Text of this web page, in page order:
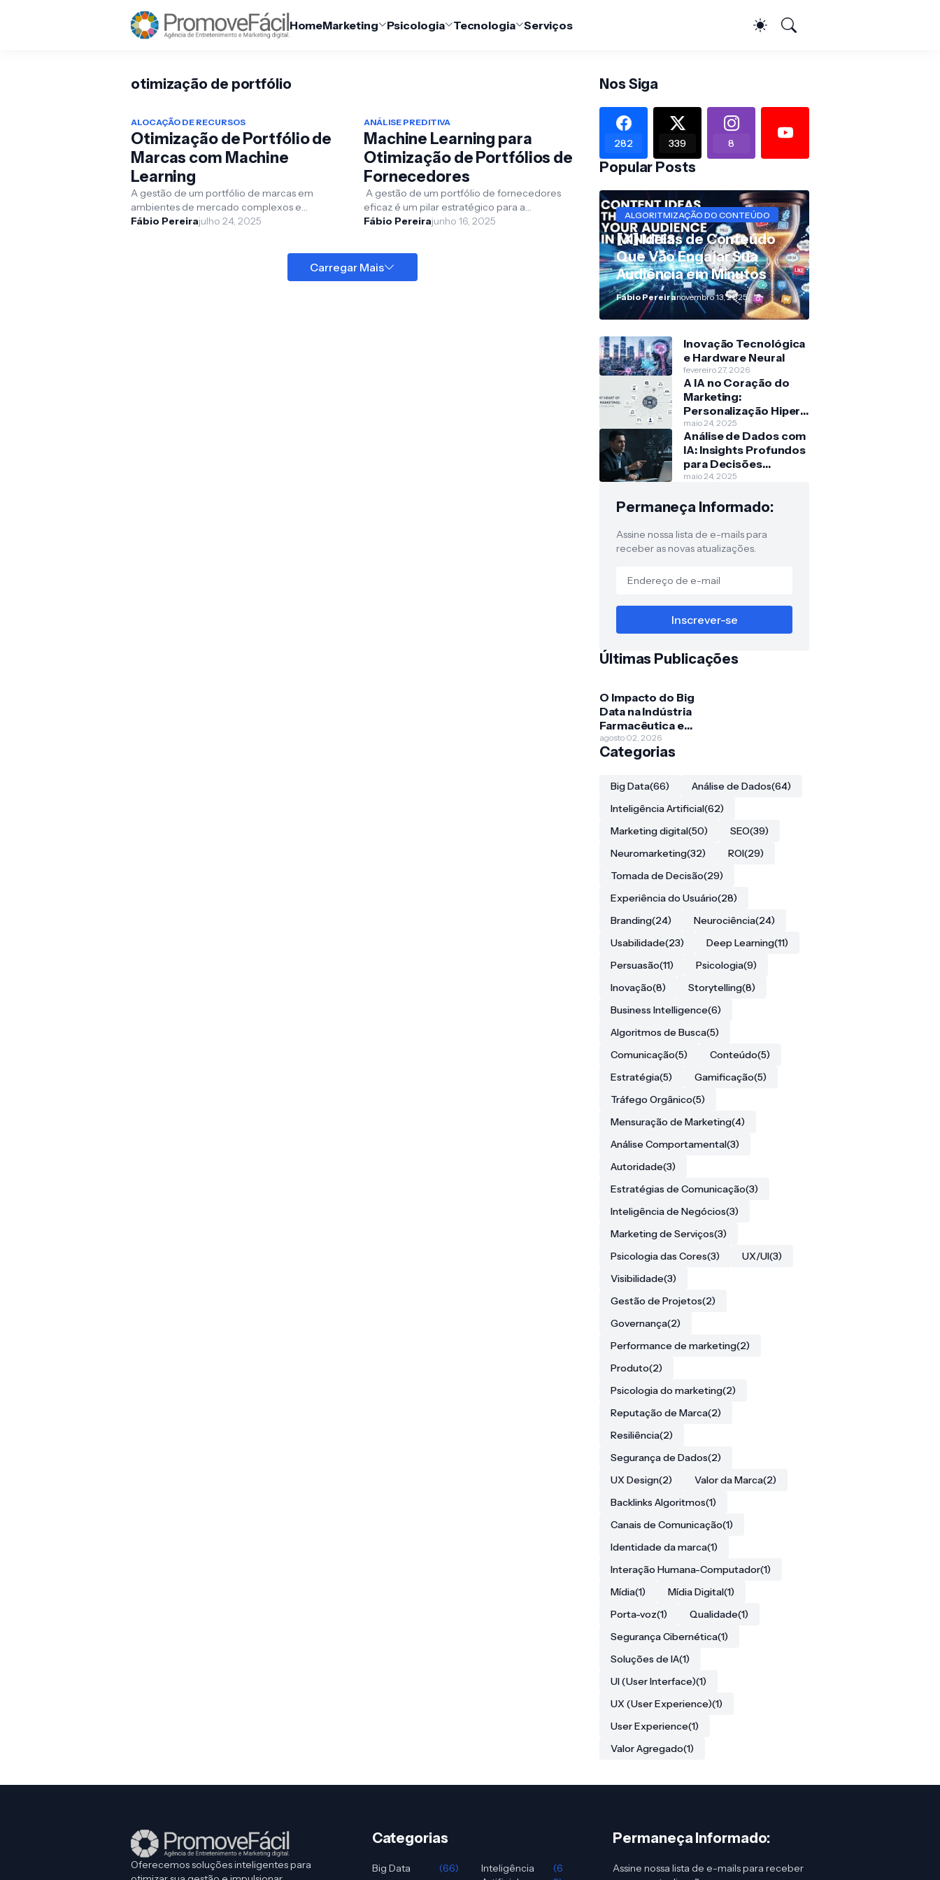
HomeMarketing Psicologia Tecnologia Serviços
otimização de portfólio
ALOCAÇÃO DE RECURSOS
Otimização de Portfólio de
Marcas com Machine
Learning
A gestão de um portfólio de marcas em
ambientes de mercado complexos e
dinâmicos representa um desafio estratégico
Fábio Pereirajulho 24, 2025
ANÁLISE PREDITIVA
Machine Learning para
Otimização de Portfólios de
Fornecedores
A gestão de um portfólio de fornecedores
eficaz é um pilar estratégico para a
competitividade e a resiliência de qualquer
Fábio Pereirajunho 16, 2025
Carregar Mais
Nos Siga
282 339 8
Popular Posts
ALGORITMIZAÇÃO DO CONTEÚDO
[X] Ideias de Conteúdo
Que Vão Engajar Sua
Audiência em Minutos
Fábio Pereiranovembro 13, 2025
Inovação Tecnológica
e Hardware Neural
fevereiro 27, 2026
A IA no Coração do
Marketing:
Personalização Hiper-
Escalada
maio 24, 2025
Análise de Dados com
IA: Insights Profundos
para Decisões
Estratégicas
maio 24, 2025
Permaneça Informado:
Assine nossa lista de e-mails para
receber as novas atualizações.
Últimas Publicações
O Impacto do Big
Data na Indústria
Farmacêutica e
Descoberta de
Fármacos
agosto 02, 2026
Categorias
Big Data(66) Análise de Dados(64)
Inteligência Artificial(62)
Marketing digital(50) SEO(39)
Neuromarketing(32) ROI(29)
Tomada de Decisão(29)
Experiência do Usuário(28)
Branding(24) Neurociência(24)
Usabilidade(23) Deep Learning(11)
Persuasão(11) Psicologia(9)
Inovação(8) Storytelling(8)
Business Intelligence(6)
Algoritmos de Busca(5)
Comunicação(5) Conteúdo(5)
Estratégia(5) Gamificação(5)
Tráfego Orgânico(5)
Mensuração de Marketing(4)
Análise Comportamental(3)
Autoridade(3)
Estratégias de Comunicação(3)
Inteligência de Negócios(3)
Marketing de Serviços(3)
Psicologia das Cores(3) UX/UI(3)
Visibilidade(3)
Gestão de Projetos(2)
Governança(2)
Performance de marketing(2)
Produto(2)
Psicologia do marketing(2)
Reputação de Marca(2)
Resiliência(2)
Segurança de Dados(2)
UX Design(2) Valor da Marca(2)
Backlinks Algoritmos(1)
Canais de Comunicação(1)
Identidade da marca(1)
Interação Humana-Computador(1)
Mídia(1) Mídia Digital(1)
Porta-voz(1) Qualidade(1)
Segurança Cibernética(1)
Soluções de IA(1)
UI (User Interface)(1)
UX (User Experience)(1)
User Experience(1)
Valor Agregado(1)
Oferecemos soluções inteligentes para
Categorias
Big Data (66)
Inteligência
(6
Permaneça Informado:
Assine nossa lista de e-mails para receber